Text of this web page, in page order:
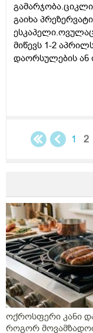
გაიხა
მიწევს 1-2
დაორსულების
კვებაზე მყავს
1 2
ოქროსფერი კანი
როგორ